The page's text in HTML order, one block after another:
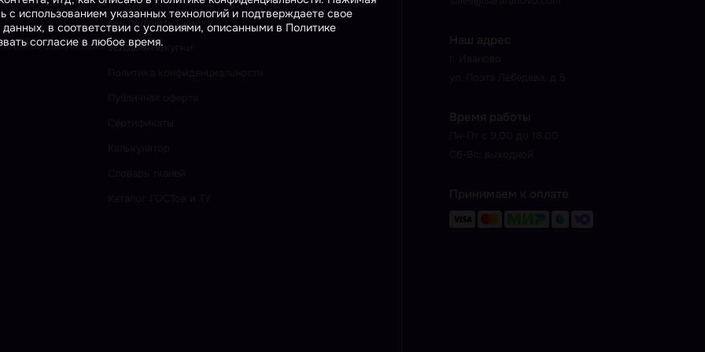
Как получить Скидку
Условия Покупки
Наш адрес
Время работы
Принимаем к оплате
с использованием указанных технологий и подтверждаете свое
в соответствии с условиями, описанными в Политике
согласие в любое время.